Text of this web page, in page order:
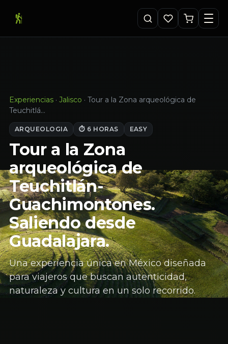
Experiencias · Jalisco · Tour a la Zona arqueológica de
Teuchitlá…
ARQUEOLOGIA ⏱ 6 HORAS EASY
Tour a la Zona
arqueológica de
Teuchitlán-
Guachimontones.
Saliendo desde
Guadalajara.
Una experiencia única en México diseñada
para viajeros que buscan autenticidad,
naturaleza y cultura en un solo recorrido.